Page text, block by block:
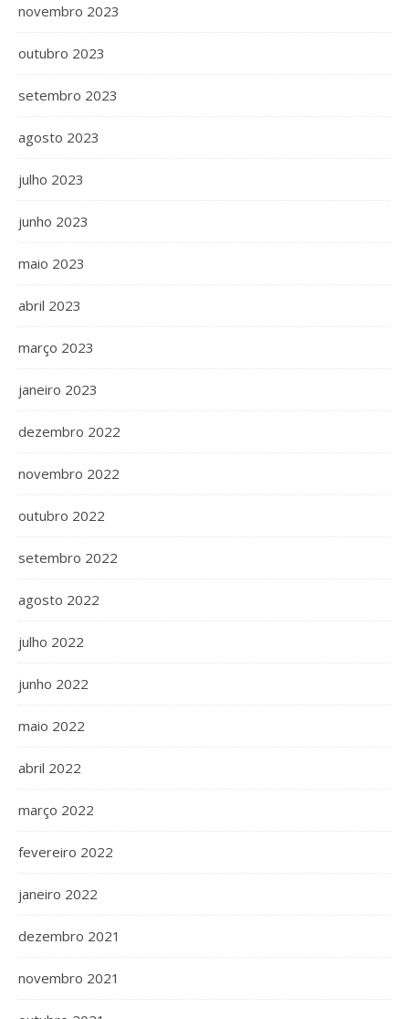
novembro 2023
outubro 2023
setembro 2023
agosto 2023
julho 2023
junho 2023
maio 2023
abril 2023
março 2023
janeiro 2023
dezembro 2022
novembro 2022
outubro 2022
setembro 2022
agosto 2022
julho 2022
junho 2022
maio 2022
abril 2022
março 2022
fevereiro 2022
janeiro 2022
dezembro 2021
novembro 2021